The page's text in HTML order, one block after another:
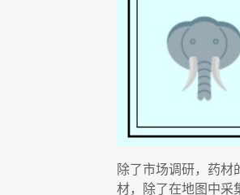
除了市场调研，药材
材，除了在地图中采